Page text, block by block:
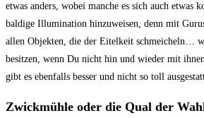
etwas anders, wobei manche es sich auch etwas
baldige Illumination hinzuweisen, denn mit
allen Objekten, die der Eitelkeit schmeicheln…
besitzen, wenn Du nicht hin und wieder mit
gibt es ebenfalls besser und nicht so toll
Zwickmühle oder die Qual der